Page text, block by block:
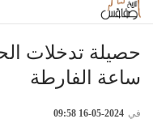
ساعة الفارطة
في 2024-05-16 09:58